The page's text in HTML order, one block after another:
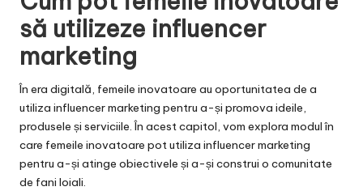
să utilizeze influencer
marketing
În era digitală, femeile inovatoare au oportunitatea de a
utiliza influencer marketing pentru a-și promova ideile,
produsele și serviciile. În acest capitol, vom explora modul în
care femeile inovatoare pot utiliza influencer marketing
pentru a-și atinge obiectivele și a-și construi o comunitate
de fani loiali.